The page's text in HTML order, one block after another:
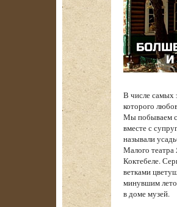
В числе самых
которого
Мы побываем с
вместе с
называли
Малого
Коктебеле.
ветками
минувшим
в доме музей.